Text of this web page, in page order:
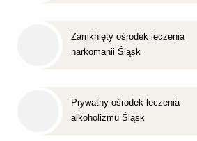
Zamknięty ośrodek leczenia
narkomanii Śląsk
Prywatny ośrodek leczenia
alkoholizmu Śląsk